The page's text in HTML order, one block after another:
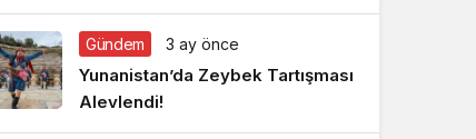
Sistem Modu
Sistem modunu seçin.
Gündem 3 ay önce
Yunanistan’da Zeybek Tartışması
Alevlendi!